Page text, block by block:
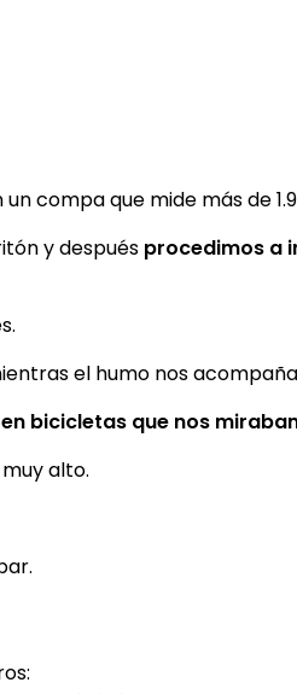
compa que mide más de
y después procedimos a
el humo nos
bicicletas que nos
alto.